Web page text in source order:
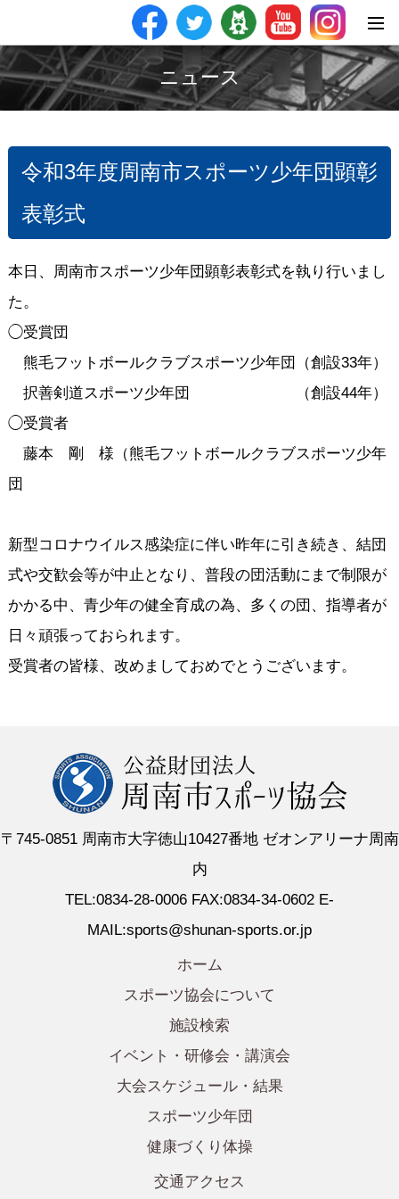
ニュース
令和3年度周南市スポーツ少年団顕彰
表彰式
本日、周南市スポーツ少年団顕彰表彰式を執り行いまし
た。
◯受賞団
熊毛フットボールクラブスポーツ少年団（創設33年）
択善剣道スポーツ少年団 （創設44年）
◯受賞者
藤本 剛 様（熊毛フットボールクラブスポーツ少年
団
新型コロナウイルス感染症に伴い昨年に引き続き、結団
式や交歓会等が中止となり、普段の団活動にまで制限が
かかる中、青少年の健全育成の為、多くの団、指導者が
日々頑張っておられます。
受賞者の皆様、改めましておめでとうございます。
〒745-0851 周南市大字徳山10427番地 ゼオンアリーナ周南
内
TEL:0834-28-0006 FAX:0834-34-0602 E-
MAIL:sports@shunan-sports.or.jp
ホーム
スポーツ協会について
施設検索
イベント・研修会・講演会
大会スケジュール・結果
スポーツ少年団
健康づくり体操
交通アクセス